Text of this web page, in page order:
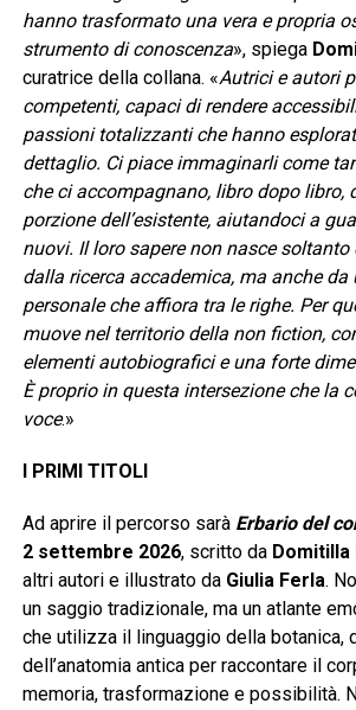
hanno trasformato una vera e propria
strumento di conoscenza», spiega
curatrice della collana. «Autrici e autori
competenti, capaci di rendere
passioni totalizzanti che hanno
dettaglio. Ci piace immaginarli come
che ci accompagnano, libro dopo libro,
porzione dell’esistente, aiutandoci a
nuovi. Il loro sapere non nasce
dalla ricerca accademica, ma anche
personale che affiora tra le righe. Per
muove nel territorio della non fiction,
elementi autobiografici e una forte
È proprio in questa intersezione che la
voce.»
I PRIMI TITOLI
Ad aprire il percorso sarà Erbario del
2 settembre 2026, scritto da
altri autori e illustrato da Giulia Ferla.
un saggio tradizionale, ma un atlante
che utilizza il linguaggio della botanica,
dell’anatomia antica per raccontare il
memoria, trasformazione e possibilità.